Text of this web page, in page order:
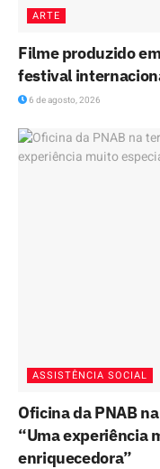
ARTE
Filme produzido
festival
6 de agosto, 2026
ASSISTÊNCIA SOCIAL
Oficina da PNAB
“Uma experiência
enriquecedora”